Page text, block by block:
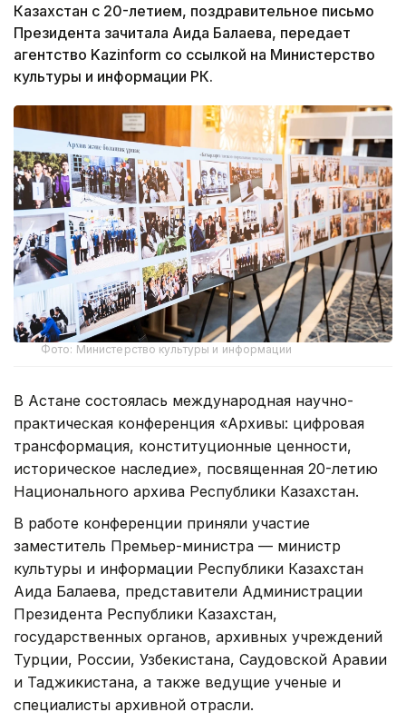
Казахстан с 20-летием, поздравительное письмо
Президента зачитала Аида Балаева, передает
агентство Kazinform со ссылкой на Министерство
культуры и информации РК.
Фото: Министерство культуры и информации
В Астане состоялась международная научно-
практическая конференция «Архивы: цифровая
трансформация, конституционные ценности,
историческое наследие», посвященная 20-летию
Национального архива Республики Казахстан.
В работе конференции приняли участие
заместитель Премьер-министра — министр
культуры и информации Республики Казахстан
Аида Балаева, представители Администрации
Президента Республики Казахстан,
государственных органов, архивных учреждений
Турции, России, Узбекистана, Саудовской Аравии
и Таджикистана, а также ведущие ученые и
специалисты архивной отрасли.